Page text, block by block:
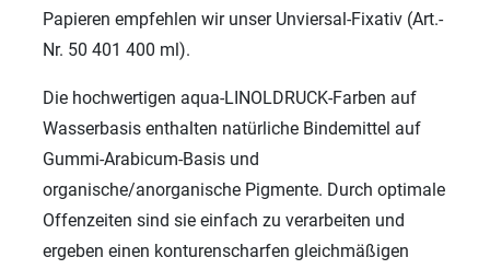
Papieren empfehlen wir unser Unviersal-Fixativ (Art.-
Nr. 50 401 400 ml).
Die hochwertigen aqua-LINOLDRUCK-Farben auf
Wasserbasis enthalten natürliche Bindemittel auf
Gummi-Arabicum-Basis und
organische/anorganische Pigmente. Durch optimale
Offenzeiten sind sie einfach zu verarbeiten und
ergeben einen konturenscharfen gleichmäßigen